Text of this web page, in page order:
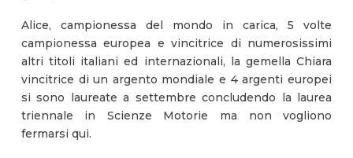
Alice, campionessa del mondo in carica, 5 volte
campionessa europea e vincitrice di numerosissimi
altri titoli italiani ed internazionali, la gemella Chiara
vincitrice di un argento mondiale e 4 argenti europei
si sono laureate a settembre concludendo la laurea
triennale in Scienze Motorie ma non vogliono
fermarsi qui.